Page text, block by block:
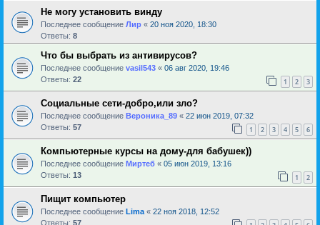
Не могу установить винду
Последнее сообщение Лир « 20 ноя 2020, 18:30
Ответы: 8
Что бы выбрать из антивирусов?
Последнее сообщение vasil543 « 06 авг 2020, 19:46
Ответы: 22 1 2 3
Социальные сети-добро,или зло?
Последнее сообщение Вероника_89 « 22 июн 2019, 07:32
Ответы: 57 1 2 3 4 5 6
Компьютерные курсы на дому-для бабушек))
Последнее сообщение Миртеб « 05 июн 2019, 13:16
Ответы: 13 1 2
Пищит компьютер
Последнее сообщение Lima « 22 ноя 2018, 12:52
Ответы: 57